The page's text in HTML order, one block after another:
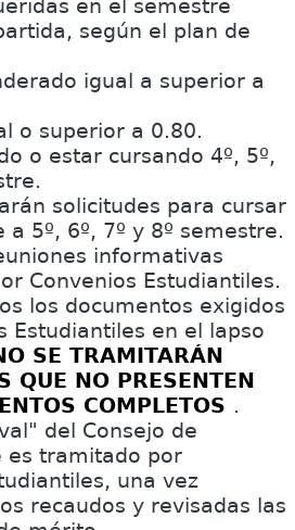
en el semestre
según el plan de
igual a superior a
o superior a 0.80.
o estar cursando 4º, 5º,
solicitudes para cursar
5º, 6º, 7º y 8º semestre.
informativas
Convenios Estudiantiles.
los documentos exigidos
Estudiantiles en el lapso
SE TRAMITARÁN
QUE NO PRESENTEN
COMPLETOS .
del Consejo de
es tramitado por
una vez
recaudos y revisadas las